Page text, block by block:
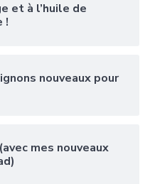
et à l’huile de
!
nouveaux pour
mes nouveaux